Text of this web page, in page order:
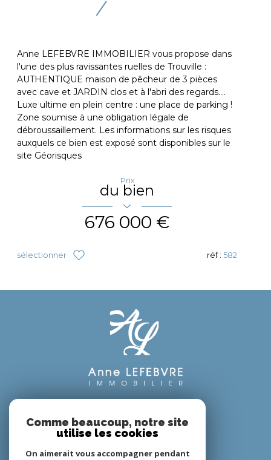
Anne LEFEBVRE IMMOBILIER vous propose dans
l'une des plus ravissantes ruelles de Trouville :
AUTHENTIQUE maison de pêcheur de 3 pièces
avec cave et JARDIN clos et à l'abri des regards....
Luxe ultime en plein centre : une place de parking !
Zone soumise à une obligation légale de
débroussaillement. Les informations sur les risques
auxquels ce bien est exposé sont disponibles sur le
site Géorisques
Prix
du bien
676 000 €
sélectionner réf : 582
Adhérents
Comme beaucoup, notre site
utilise les cookies
On aimerait vous accompagner pendant